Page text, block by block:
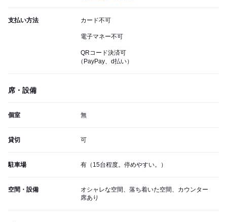
支払い方法 カード不可
電子マネー不可
QRコード決済可
（PayPay、d払い）
席・設備
個室 無
貸切 可
駐車場 有（15台程度。停めやすい。）
空間・設備
オシャレな空間、落ち着いた空間、カウンター
席あり